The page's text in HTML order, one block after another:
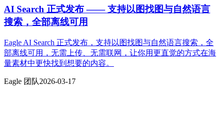
AI Search 正式发布 —— 支持以图找图与自然语言
搜索，全部离线可用
Eagle AI Search 正式发布，支持以图找图与自然语言搜索，全
部离线可用，无需上传、无需联网，让你用更直觉的方式在海
量素材中更快找到想要的内容。
Eagle 团队2026-03-17